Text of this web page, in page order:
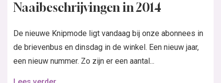
Naaibeschrijvingen in 2014
De nieuwe Knipmode ligt vandaag bij onze abonnees in
de brievenbus en dinsdag in de winkel. Een nieuw jaar,
een nieuw nummer. Zo zijn er een aantal...